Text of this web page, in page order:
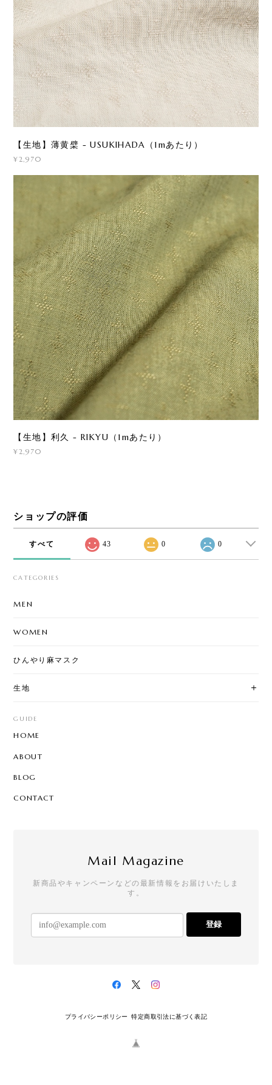
【生地】薄黄檗 - USUKIHADA（1mあたり）
¥2,970
【生地】利久 - RIKYU（1mあたり）
¥2,970
ショップの評価
すべて 43 0 0
CATEGORIES
MEN
WOMEN
ひんやり麻マスク
生地
GUIDE
HOME
ABOUT
BLOG
CONTACT
Mail Magazine
新商品やキャンペーンなどの最新情報をお届けいたしま
す。
登録
プライバシーポリシー 特定商取引法に基づく表記